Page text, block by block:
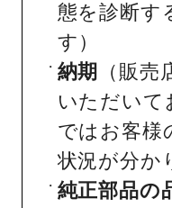
態を診断す
す）
納期
（販
いただいて
ではお客様
状況が分か
純正部品の